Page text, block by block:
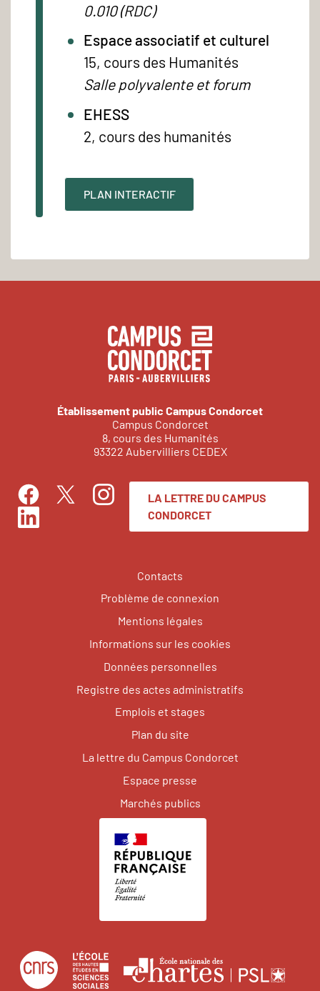
0.010 (RDC)
Espace associatif et culturel
15, cours des Humanités
Salle polyvalente et forum
EHESS
2, cours des humanités
PLAN INTERACTIF
Établissement public Campus Condorcet
Campus Condorcet
8, cours des Humanités
93322 Aubervilliers CEDEX
FacebookTwitterInstagram
LinkedIn
LA LETTRE DU CAMPUS
CONDORCET
Contacts
Problème de connexion
Mentions légales
Informations sur les cookies
Données personnelles
Registre des actes administratifs
Emplois et stages
Plan du site
La lettre du Campus Condorcet
Espace presse
Marchés publics
Centre
national
École
des